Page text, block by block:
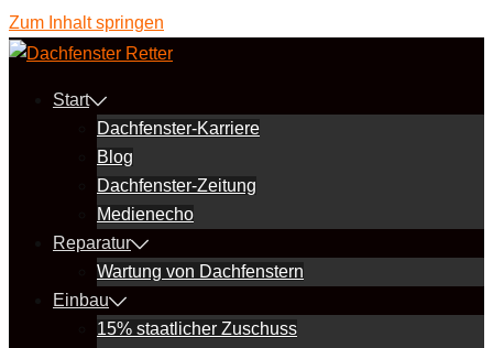
Zum Inhalt springen
Start
Dachfenster-Karriere
Blog
Dachfenster-Zeitung
Medienecho
Reparatur
Wartung von Dachfenstern
Einbau
15% staatlicher Zuschuss